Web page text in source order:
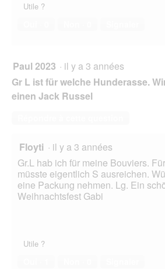
Utile ?
Paul 2023 · il y a 3 années
Gr L ist für welche Hunderasse.
einen Jack Russel
Floyti · il y a 3 années
Gr.L hab ich für meine Bouviers.
müsste eigentlich S ausreichen.
eine Packung nehmen. Lg. Ein
Weihnachtsfest Gabi
Utile ?